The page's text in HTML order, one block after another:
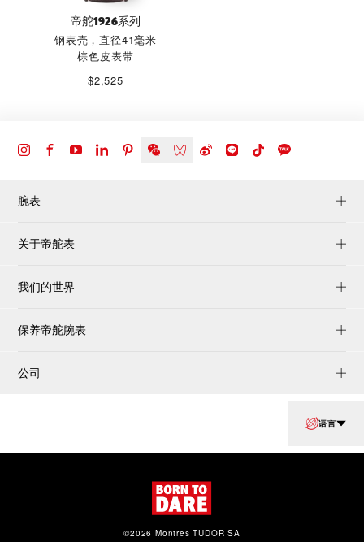
帝舵1926系列
钢表壳，直径41毫米
棕色皮表带
$2,525
腕表
关于帝舵表
我们的世界
保养帝舵腕表
公司
语言
©2026 Montres TUDOR SA